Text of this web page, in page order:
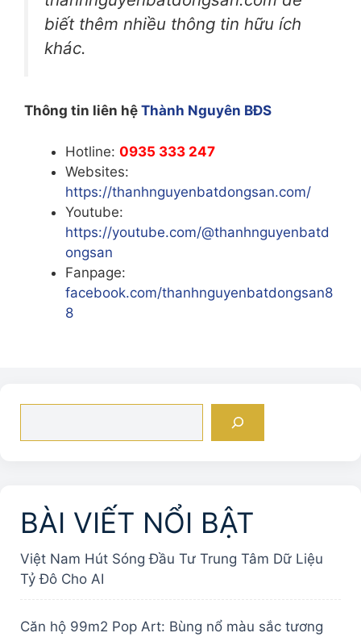
biết thêm nhiều thông tin hữu ích
khác.
Thông tin liên hệ Thành Nguyên BĐS
Hotline: 0935 333 247
Websites:
https://thanhnguyenbatdongsan.com/
Youtube:
https://youtube.com/@thanhnguyenbatd
ongsan
Fanpage:
facebook.com/thanhnguyenbatdongsan8
8
BÀI VIẾT NỔI BẬT
Việt Nam Hút Sóng Đầu Tư Trung Tâm Dữ Liệu
Tỷ Đô Cho AI
Căn hộ 99m2 Pop Art: Bùng nổ màu sắc tương